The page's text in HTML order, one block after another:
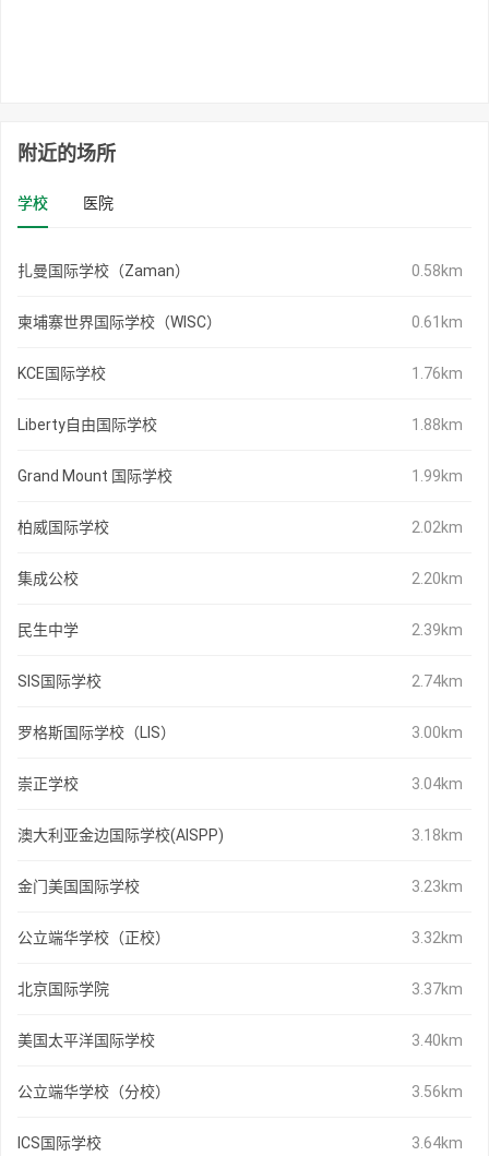
附近的场所
学校 医院
扎曼国际学校（Zaman） 0.58km
柬埔寨世界国际学校（WISC） 0.61km
KCE国际学校 1.76km
Liberty自由国际学校 1.88km
Grand Mount 国际学校 1.99km
柏威国际学校 2.02km
集成公校 2.20km
民生中学 2.39km
SIS国际学校 2.74km
罗格斯国际学校（LIS） 3.00km
崇正学校 3.04km
澳大利亚金边国际学校(AISPP) 3.18km
金门美国国际学校 3.23km
公立端华学校（正校） 3.32km
北京国际学院 3.37km
美国太平洋国际学校 3.40km
公立端华学校（分校） 3.56km
ICS国际学校 3.64km